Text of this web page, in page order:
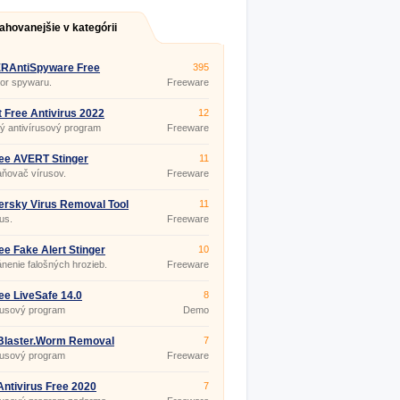
v kategórii
Free
6.0.1212
spywaru.
395
Freeware
Free Antivirus 2022
antivírusový program
12
Freeware
AVERT Stinger
vírusov.
11
Freeware
Virus Removal Tool
[28.08.2014]
11
Freeware
Fake Alert Stinger
falošných hrozieb.
10
Freeware
LiveSafe 14.0
program
8
Demo
Removal
program
7
Freeware
Free 2020
7